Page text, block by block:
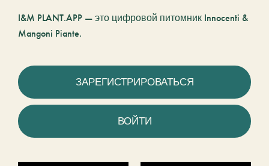
I&M PLANT.APP — это цифровой питомник Innocenti &
Mangoni Piante.
ЗАРЕГИСТРИРОВАТЬСЯ
ВОЙТИ